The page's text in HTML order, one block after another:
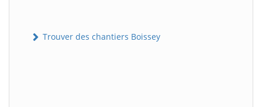
Trouver des chantiers Boissey